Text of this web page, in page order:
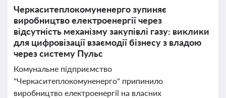
Черкаситеплокомуненерго зупиняє
виробництво електроенергії через
відсутність механізму закупівлі газу: виклики
для цифровізації взаємодії бізнесу з владою
через систему Пульс
Комунальне підприємство
"Черкаситеплокомуненерго" припинило
виробництво електроенергії на власних